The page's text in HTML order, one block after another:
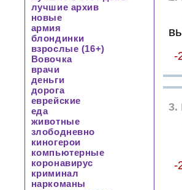
-
3.
-
лучшие архив
новые
армия
блондинки
взрослые (16+)
Вовочка
врачи
деньги
дорога
еврейские
еда
животные
злободневно
киногерои
компьютерные
коронавирус
криминал
наркоманы